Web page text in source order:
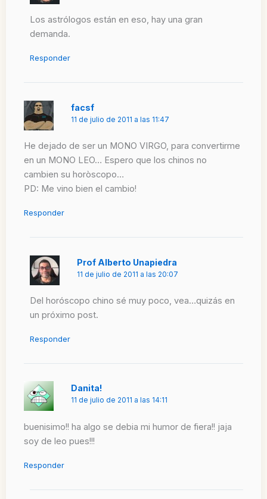
Los astrólogos están en eso, hay una gran
demanda.
Responder
facsf
11 de julio de 2011 a las 11:47
He dejado de ser un MONO VIRGO, para convertirme
en un MONO LEO… Espero que los chinos no
cambien su horòscopo…
PD: Me vino bien el cambio!
Responder
Prof Alberto Unapiedra
11 de julio de 2011 a las 20:07
Del horóscopo chino sé muy poco, vea…quizás en
un próximo post.
Responder
Danita!
11 de julio de 2011 a las 14:11
buenisimo!! ha algo se debia mi humor de fiera!! jaja
soy de leo pues!!!
Responder